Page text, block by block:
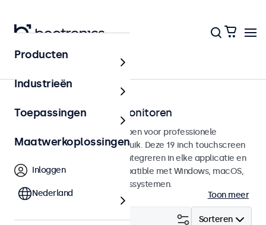
Touchscreens
19 inch touchscreen monitoren
19 inch touchscreens ontworpen voor professionele
toepassingen en continu gebruik. Deze 19 inch touchscreen
monitoren zijn eenvoudig te integreren in elke applicatie en
iedere omgeving en zijn compatible met Windows, macOS,
ChromeOS en Linux besturingssystemen.
Toon meer
Sorteren
Filter (0)
Producten
Industrieën
Toepassingen
Maatwerkoplossingen
Inloggen
Nederland